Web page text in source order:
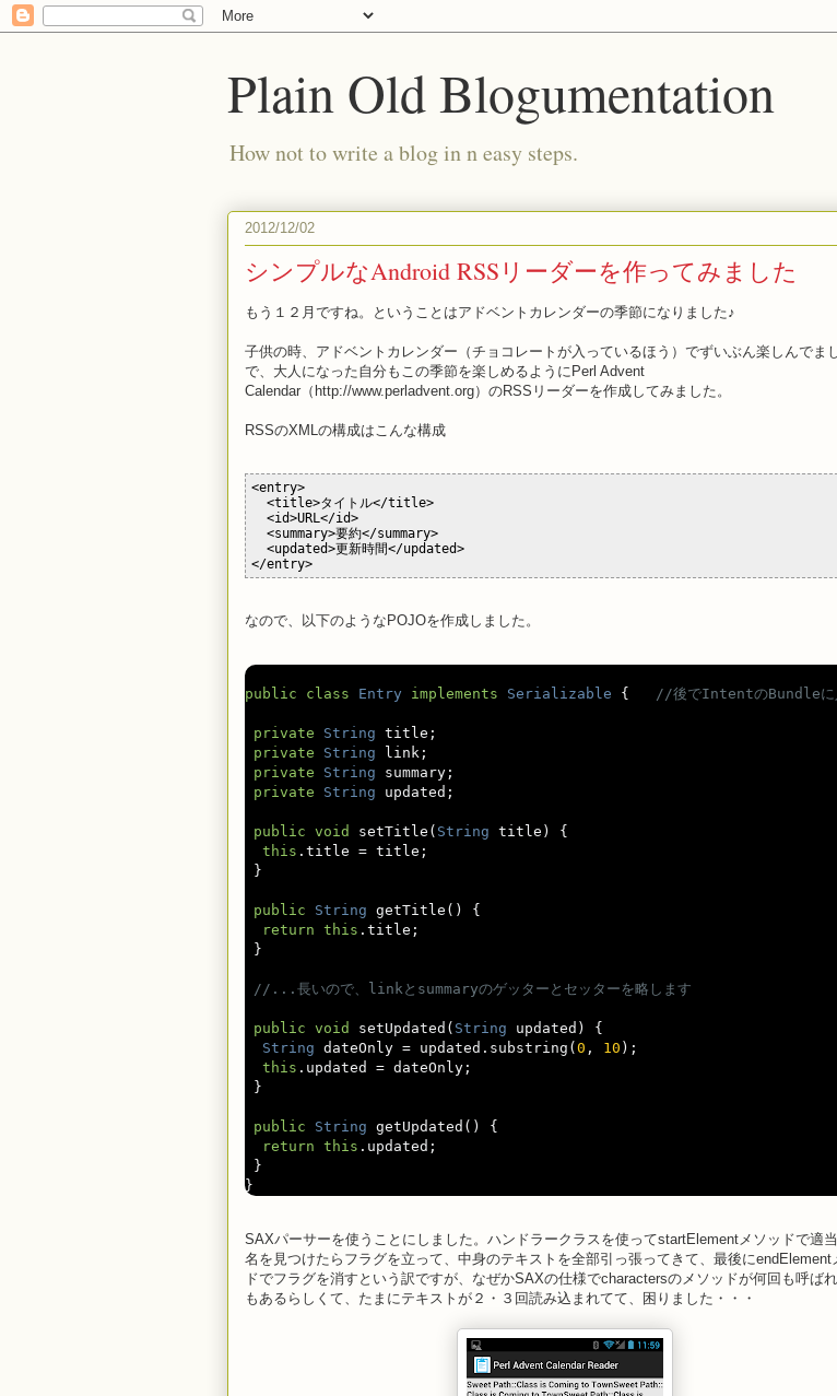
Plain Old Blogumentation
How not to write a blog in n easy steps.
2012/12/02
シンプルなAndroid RSSリーダーを作ってみました
もう１２月ですね。ということはアドベントカレンダーの季節になりました♪
子供の時、アドベントカレンダー（チョコレートが入っているほう）でずいぶん楽しんでま
で、大人になった自分もこの季節を楽しめるようにPerl Advent
Calendar（http://www.perladvent.org）のRSSリーダーを作成してみました。
RSSのXMLの構成はこんな構成
<entry>
  <title>タイトル</title>
  <id>URL</id>
  <summary>要約</summary>
  <updated>更新時間</updated>
なので、以下のようなPOJOを作成しました。
public class Entry implements Serializable { //後でIntentのBundleに
private String title ;
private
String link ;
private
String summary ;
private
String updated ;
public void setTitle ( String title )
{
this . title = title ;
}
public String getTitle ()
{
return this . title ;
}
//...長いので、linkとsummaryのゲッターとセッターを略します
public void setUpdated ( String updated )
{
String dateOnly = updated . substring ( 0 , 10 );
this . updated = dateOnly ;
}
public String getUpdated ()
{
return this . updated ;
}
}
SAXパーサーを使うことにしました。ハンドラークラスを使ってstartElementメソッドで適
名を見つけたらフラグを立って、中身のテキストを全部引っ張ってきて、最後にendElement
ドでフラグを消すという訳ですが、なぜかSAXの仕様でcharactersのメソッドが何回も呼ば
もあるらしくて、たまにテキストが２・３回読み込まれてて、困りました・・・